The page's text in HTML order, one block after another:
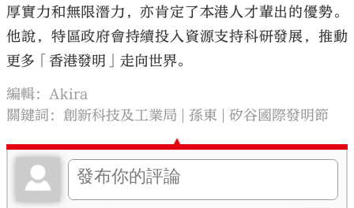
厚實力和無限潛力，亦肯定了本港人才輩出的優勢。
他說，特區政府會持續投入資源支持科研發展，推動
更多「香港發明」走向世界。
編輯：Akira
關鍵詞： 創新科技及工業局 孫東 矽谷國際發明節